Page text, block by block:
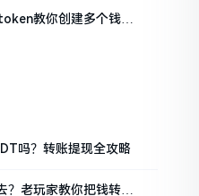
教你创建多个钱包
吗？转账提现全攻略
？老玩家教你把钱转进